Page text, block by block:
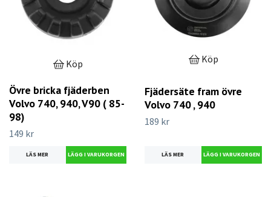
Köp
Övre bricka fjäderben
Volvo 740, 940, V90 ( 85-
98)
149 kr
LÄS MER
Köp
Fjädersäte fram övre
Volvo 740 , 940
189 kr
LÄS MER